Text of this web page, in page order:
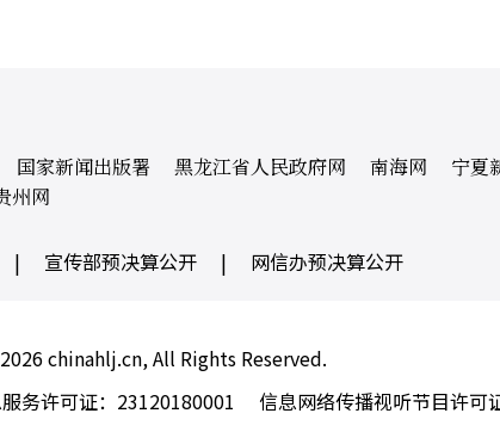
国家新闻出版署 黑龙江省人民政府网 南海网 宁夏
州网
| 宣传部预决算公开 | 网信办预决算公开
chinahlj.cn, All Rights Reserved.
务许可证：23120180001 信息网络传播视听节目许可